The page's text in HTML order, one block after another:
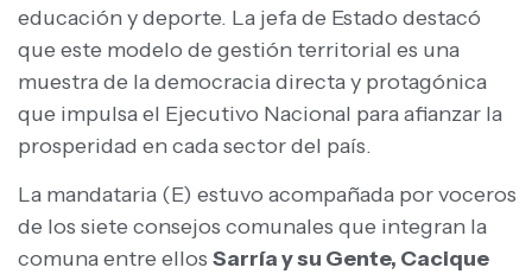
educación y deporte. La jefa de Estado destacó
que este modelo de gestión territorial es una
muestra de la democracia directa y protagónica
que impulsa el Ejecutivo Nacional para afianzar la
prosperidad en cada sector del país.
La mandataria (E) estuvo acompañada por voceros
de los siete consejos comunales que integran la
comuna entre ellos Sarría y su Gente, Cacique